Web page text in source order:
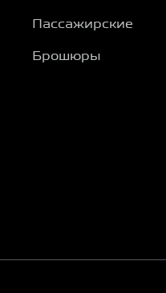
Пассажирские
Брошюры